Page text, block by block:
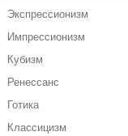
Экспрессионизм
Импрессионизм
Кубизм
Ренессанс
Готика
Классицизм